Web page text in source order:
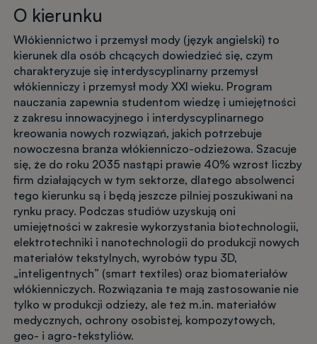
O kierunku
Włókiennictwo i przemysł mody (język angielski) to
kierunek dla osób chcących dowiedzieć się, czym
charakteryzuje się interdyscyplinarny przemysł
włókienniczy i przemysł mody XXI wieku. Program
nauczania zapewnia studentom wiedzę i umiejętności
z zakresu innowacyjnego i interdyscyplinarnego
kreowania nowych rozwiązań, jakich potrzebuje
nowoczesna branża włókienniczo-odzieżowa. Szacuje
się, że do roku 2035 nastąpi prawie 40% wzrost liczby
firm działających w tym sektorze, dlatego absolwenci
tego kierunku są i będą jeszcze pilniej poszukiwani na
rynku pracy. Podczas studiów uzyskują oni
umiejętności w zakresie wykorzystania biotechnologii,
elektrotechniki i nanotechnologii do produkcji nowych
materiałów tekstylnych, wyrobów typu 3D,
„inteligentnych” (smart textiles) oraz biomateriałów
włókienniczych. Rozwiązania te mają zastosowanie nie
tylko w produkcji odzieży, ale też m.in. materiałów
medycznych, ochrony osobistej, kompozytowych,
geo- i agro-tekstyliów.